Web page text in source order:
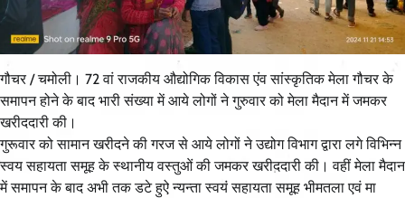
गौचर / चमोली। 72 वां राजकीय औद्योगिक विकास एंव सांस्कृतिक मेला गौचर के
समापन होने के बाद भारी संख्या में आये लोगों ने गुरुवार को मेला मैदान में जमकर
खरीददारी की।
गुरूवार को सामान खरीदने की गरज से आये लोगों ने उद्योग विभाग द्वारा लगे विभिन्न
स्वय सहायता समूह के स्थानीय वस्तुओं की जमकर खरीददारी की। वहीं मेला मैदान
में समापन के बाद अभी तक डटे हुऐ न्यन्ता स्वयं सहायता समूह भीमतला एवं मा